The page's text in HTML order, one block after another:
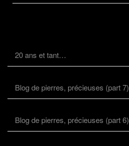
20 ans et tant…
Blog de pierres, précieuses (part 7)
Blog de pierres, précieuses (part 6)